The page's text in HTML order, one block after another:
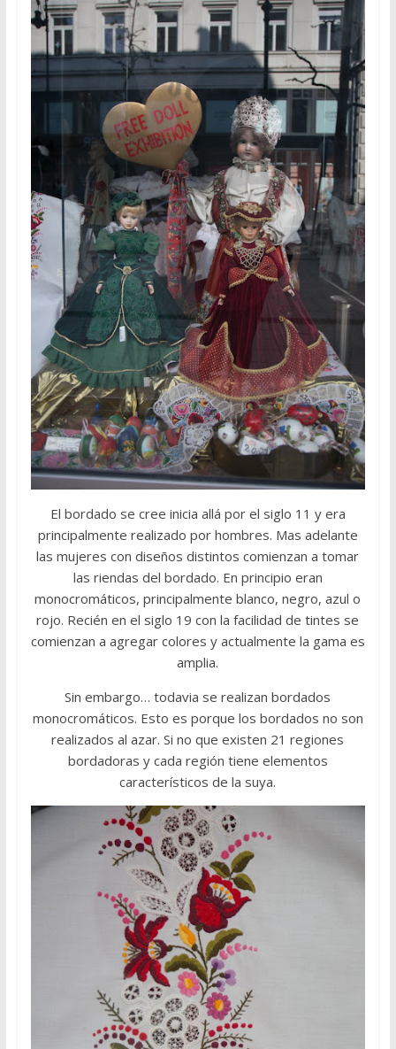
El bordado se cree inicia allá por el siglo 11 y era
principalmente realizado por hombres. Mas adelante
las mujeres con diseños distintos comienzan a tomar
las riendas del bordado. En principio eran
monocromáticos, principalmente blanco, negro, azul o
rojo. Recién en el siglo 19 con la facilidad de tintes se
comienzan a agregar colores y actualmente la gama es
amplia.
Sin embargo… todavia se realizan bordados
monocromáticos. Esto es porque los bordados no son
realizados al azar. Si no que existen 21 regiones
bordadoras y cada región tiene elementos
característicos de la suya.